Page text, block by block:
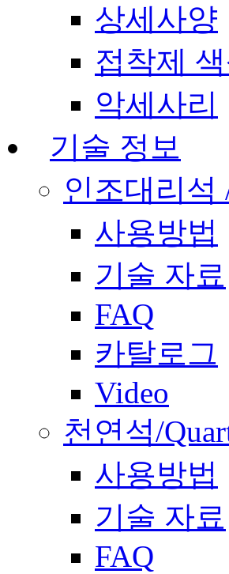
상세사양
접착제
악세사리
기술 정보
인조대리석
사용방법
기술 자료
FAQ
카탈로그
Video
천연석/
사용방법
기술 자료
FAQ